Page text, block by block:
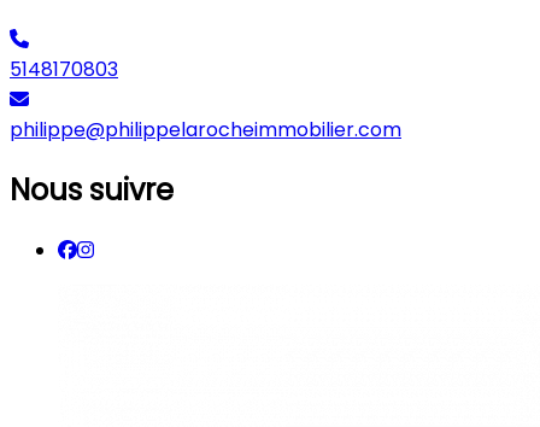
5148170803
philippe@philippelarocheimmobilier.com
Nous suivre